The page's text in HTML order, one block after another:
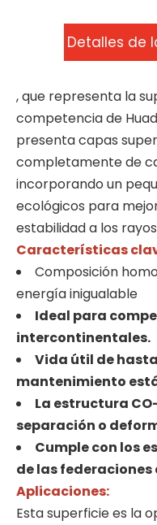
Detalles de
, que representa la
competencia de
presenta capas
completamente de
incorporando un
ecológicos para
estabilidad a los rayos
Características
Composición
energía inigualable
Ideal para
intercontinentales.
Vida útil de
mantenimiento
La estructura
separación o
Cumple con los
de las
Aplicaciones:
Esta superficie es la